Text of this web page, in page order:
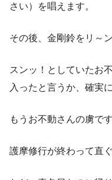
さい）を唱えます。
その後、金剛鈴をリ～
スンッ！としていたお
入ったと言うか、確実
もうお不動さんの虜です
護摩修行が終わって直